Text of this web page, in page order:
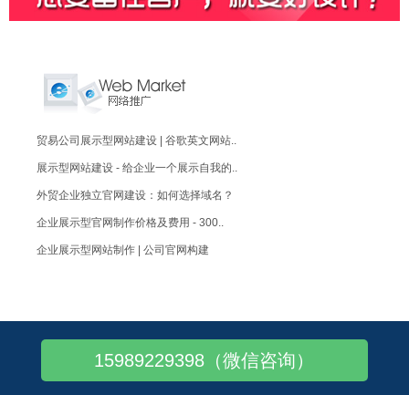
贸易公司展示型网站建设 | 谷歌英文网站..
展示型网站建设 - 给企业一个展示自我的..
外贸企业独立官网建设：如何选择域名？
企业展示型官网制作价格及费用 - 300..
企业展示型网站制作 | 公司官网构建
企业官网建设：如何提升新网站索引量？
15989229398（微信咨询）